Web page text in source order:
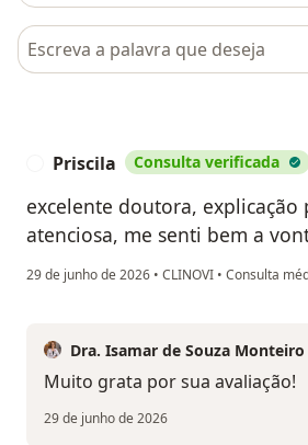
Pesquisar em opiniões
Priscila Consulta verificada
excelente doutora, explicação
atenciosa, me senti bem a
29 de junho de 2026 • CLINOVI • Consulta
Dra. Isamar de Souza
Muito grata por sua avaliação!
29 de junho de 2026